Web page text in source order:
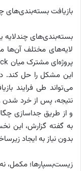
بازیافت بسته‌بندی‌های
بسته‌بندی‌های چندلایه
لایه‌های مختلف آن‌ها
این مشکل را حل کند.
می‌تواند طی فرایند
نتیجه، پس از خرد
و از طریق جداسازی
به گفته گزارش، این
بدون نیاز به ایجاد
زیست‌بسپارها؛ مکمل،